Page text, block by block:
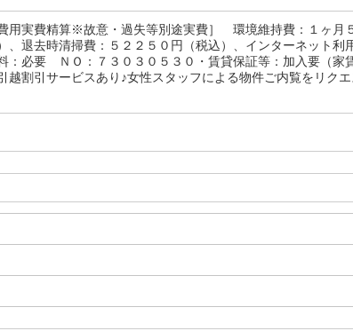
用実費精算※故意・過失等別途実費］ 環境維持費：１ヶ月
、退去時清掃費：５２２５０円（税込）、インターネット利
：必要 ＮＯ：７３０３０５３０・賃貸保証等：加入要（家
越割引サービスあり♪女性スタッフによる物件ご内覧をリク